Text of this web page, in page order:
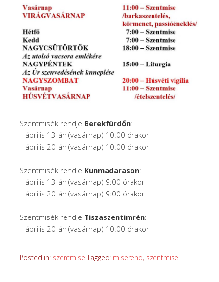
Szentmisék rendje Berekfürdőn:
– április 13-án (vasárnap) 10:00 órakor
– április 20-án (vasárnap) 10:00 órakor
Szentmisék rendje Kunmadarason:
– április 13-án (vasárnap) 9:00 órakor
– április 20-án (vasárnap) 9:00 órakor
Szentmisék rendje Tiszaszentimrén:
– április 20-án (vasárnap) 10:00 órakor
Posted in: szentmise Tagged: miserend, szentmise